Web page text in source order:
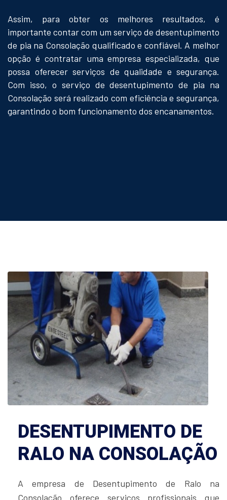
Assim, para obter os melhores resultados, é
importante contar com um serviço de desentupimento
de pia na Consolação qualificado e confiável. A melhor
opção é contratar uma empresa especializada, que
possa oferecer serviços de qualidade e segurança.
Com isso, o serviço de desentupimento de pia na
Consolação será realizado com eficiência e segurança,
garantindo o bom funcionamento dos encanamentos.
DESENTUPIMENTO DE
RALO NA CONSOLAÇÃO
A empresa de Desentupimento de Ralo na
Consolação oferece serviços profissionais que